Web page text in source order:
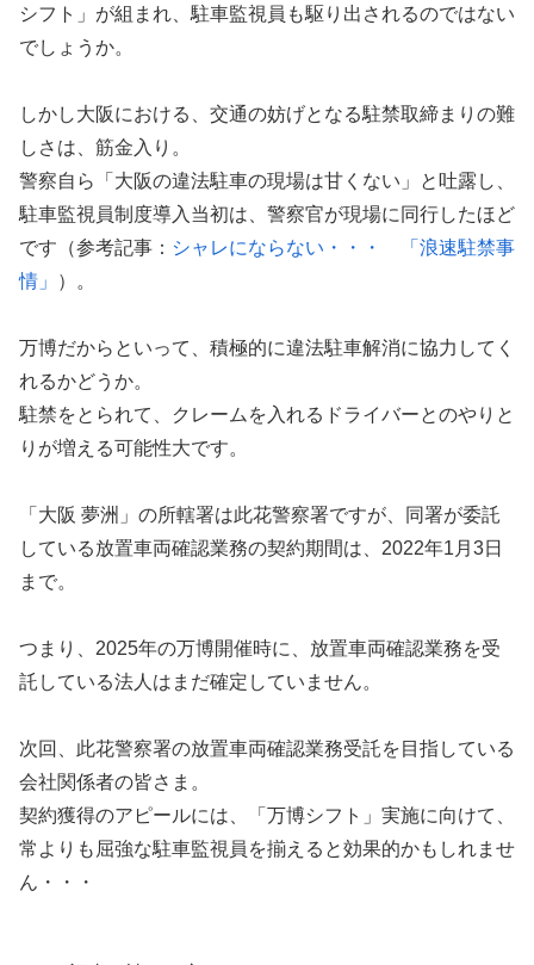
シフト」が組まれ、駐車監視員も駆り出されるのではない
でしょうか。
しかし大阪における、交通の妨げとなる駐禁取締まりの難
しさは、筋金入り。
警察自ら「大阪の違法駐車の現場は甘くない」と吐露し、
駐車監視員制度導入当初は、警察官が現場に同行したほど
です（参考記事： シャレにならない・・・ 「浪速駐禁事
情」
）。
万博だからといって、積極的に違法駐車解消に協力してく
れるかどうか。
駐禁をとられて、クレームを入れるドライバーとのやりと
りが増える可能性大です。
「大阪 夢洲」の所轄署は此花警察署ですが、同署が委託
している放置車両確認業務の契約期間は、2022年1月3日
まで。
つまり、2025年の万博開催時に、放置車両確認業務を受
託している法人はまだ確定していません。
次回、此花警察署の放置車両確認業務受託を目指している
会社関係者の皆さま。
契約獲得のアピールには、「万博シフト」実施に向けて、
常よりも屈強な駐車監視員を揃えると効果的かもしれませ
ん・・・